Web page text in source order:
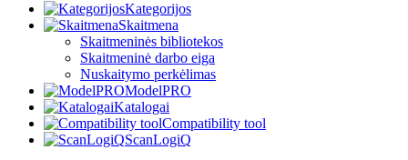
Kategorijos
Skaitmena
Skaitmeninės bibliotekos
Skaitmeninė darbo eiga
Nuskaitymo perkėlimas
ModelPRO
Katalogai
Compatibility tool
ScanLogiQ